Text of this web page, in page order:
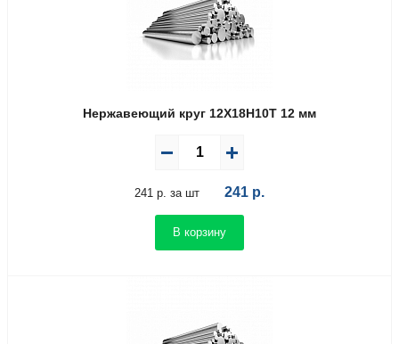
Нержавеющий круг 12Х18Н10Т 12 мм
241 р. за шт 241 р.
В корзину